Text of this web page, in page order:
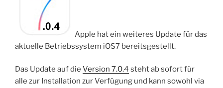
Apple hat ein weiteres Update für das
aktuelle Betriebssystem iOS7 bereitsgestellt.
Das Update auf die Version 7.0.4 steht ab sofort für
alle zur Installation zur Verfügung und kann sowohl via